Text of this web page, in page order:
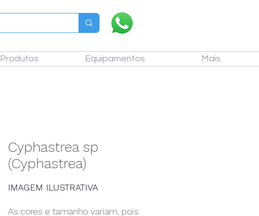
Produtos Equipamentos Mais
Cyphastrea sp
(Cyphastrea)
IMAGEM ILUSTRATIVA
As cores e tamanho variam, pois